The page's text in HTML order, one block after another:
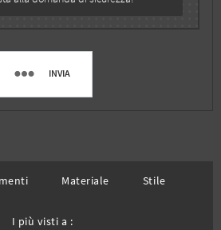
INVIA
Materiale Stile
I più visti a :